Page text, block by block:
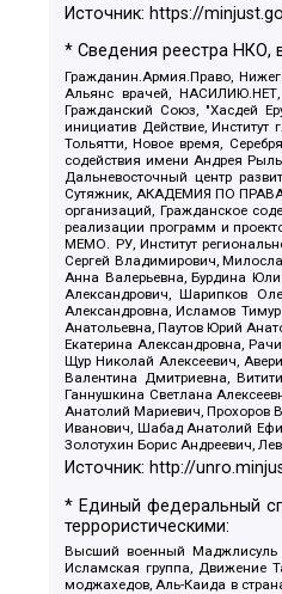
Источник: https://
* Сведения реестра НКО,
Гражданин.Армия.Право,
Альянс врачей, НАСИЛИЮ.НЕТ,
Гражданский Союз, "Хасдей
инициатив Действие,
Тольятти, Новое время,
содействия имени Андрея
Дальневосточный центр
Сутяжник, АКАДЕМИЯ ПО
организаций, Гражданское
реализации программ и
МЕМО. РУ, Институт
Сергей Владимирович,
Анна Валерьевна, Бурдина
Александрович, Шарипков
Александровна, Исламов
Анатольевна, Паутов Юрий
Екатерина Александровна,
Щур Николай Алексеевич,
Валентина Дмитриевна,
Ганнушкина Светлана
Анатолий Мариевич, Прохоров
Иванович, Шабад Анатолий
Золотухин Борис Андреевич,
Источник: http://
* Единый федеральный
террористическими:
Высший военный Маджлисуль
Исламская группа, Движение
моджахедов, Аль-Каида в